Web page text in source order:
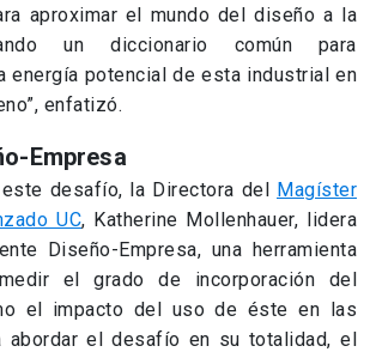
aproximar el mundo del diseño a la
un diccionario común para
energía potencial de esta industrial en
enfatizó.
Empresa
desafío, la Directora del Magíster
UC, Katherine Mollenhauer, lidera
Diseño-Empresa, una herramienta
el grado de incorporación del
el impacto del uso de éste en las
abordar el desafío en su totalidad, el